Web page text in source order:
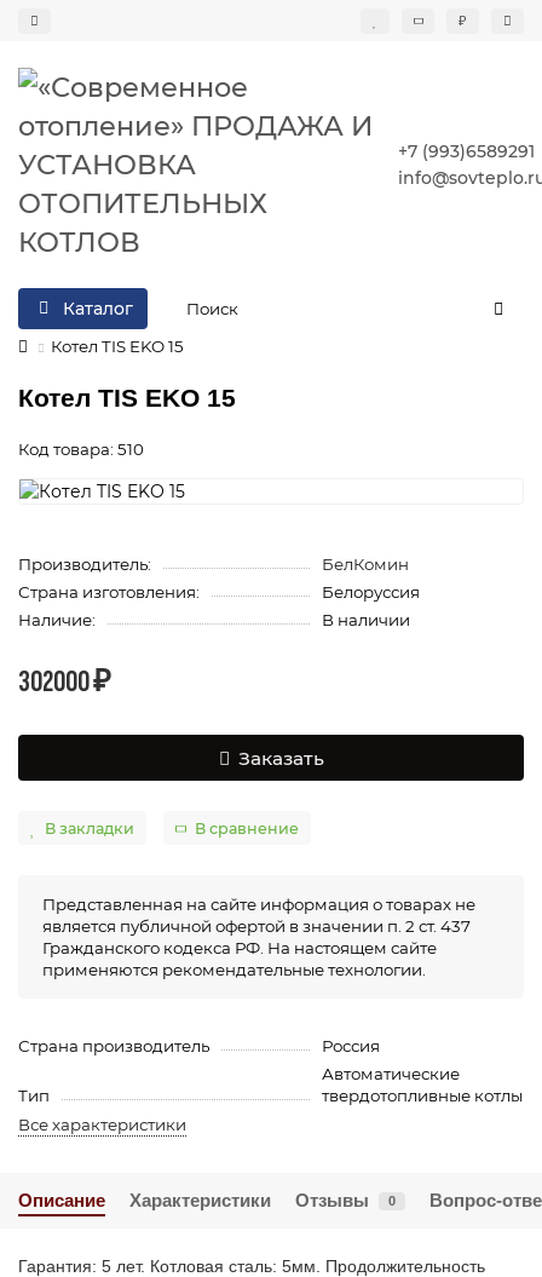
₽
+7 (993)6589291
Каталог
Котел TIS EKO 15
Котел TIS EKO 15
Код товара: 510
Производитель:
БелКомин
Страна изготовления:
Белоруссия
Наличие:
В наличии
302000 ₽
Заказать
В закладки В сравнение
Представленная на сайте информация о товарах не
является публичной офертой в значении п. 2 ст. 437
Гражданского кодекса РФ. На настоящем сайте
применяются рекомендательные технологии.
Страна производитель Россия
Тип
Автоматические
твердотопливные котлы
Все характеристики
Описание Характеристики Отзывы 0 Вопрос-
Гарантия: 5 лет. Котловая сталь: 5мм. Продолжительность